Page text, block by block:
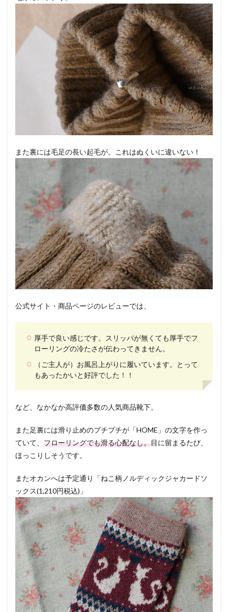
また裏には毛足の長い起毛が。これはぬくいに違いない！
公式サイト・商品ページのレビューでは、
厚手で良い感じです。スリッパが無くても厚手でフ
ローリングの冷たさが伝わってきません。
（ご主人が）お風呂上がりに履いています。とって
もあったかいと好評でした！！
など、なかなか高評価多数の人気商品靴下。
また足裏には滑り止めのプチプチが「HOME」の文字を作っ
ていて、 フローリングでも滑る心配なし。目に留まるたび、
ほっこりしそうです。
またオカンへは予定通り「ねこ柄ノルディックジャカードソ
ックス(1,210円税込)」